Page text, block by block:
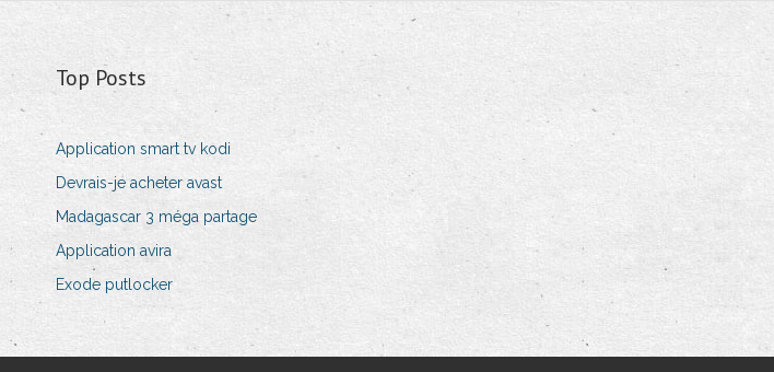
Top Posts
Application smart tv kodi
Devrais-je acheter avast
Madagascar 3 méga partage
Application avira
Exode putlocker